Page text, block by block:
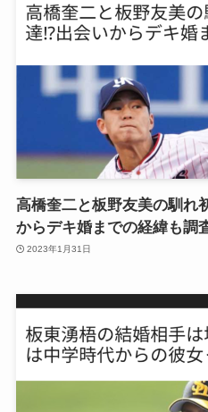
高橋奎二と板野友美の馴れ
からデキ婚までの経緯も調
2023年1月31日